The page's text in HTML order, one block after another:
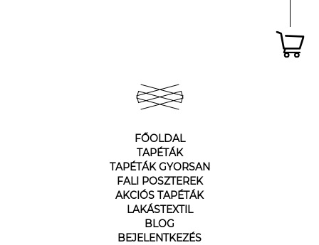
FŐOLDAL
TAPÉTÁK
TAPÉTÁK GYORSAN
FALI POSZTEREK
AKCIÓS TAPÉTÁK
LAKÁSTEXTIL
BLOG
BEJELENTKEZÉS